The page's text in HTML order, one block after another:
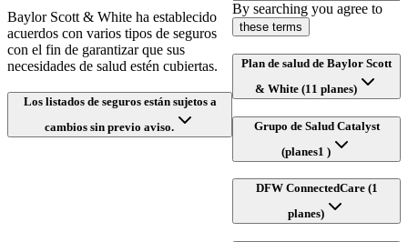
Baylor Scott & White ha establecido
acuerdos con varios tipos de seguros
con el fin de garantizar que sus
necesidades de salud estén cubiertas.
Los listados de seguros están sujetos a
cambios sin previo aviso.
By searching you agree to
these terms
Plan de salud de Baylor Scott
& White (11 planes)
Grupo de Salud Catalyst
(planes1 )
DFW ConnectedCare (1
planes)